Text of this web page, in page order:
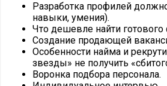
Разработка профилей
навыки, умения).
Что дешевле найти готового
Создание продающей
Особенности найма и
звезды» не получить
Воронка подбора персонала.